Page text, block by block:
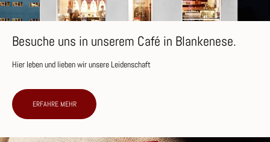
Besuche uns in unserem Café in Blankenese.
Hier leben und lieben wir unsere Leidenschaft
ERFAHRE MEHR